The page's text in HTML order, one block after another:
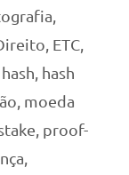
ETC
hash hash
moeda
proof-